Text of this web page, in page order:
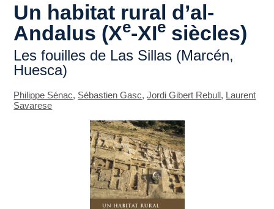
Un habitat rural d’al-
Andalus (Xe-XIe siècles)
Les fouilles de Las Sillas (Marcén,
Huesca)
Philippe Sénac, Sébastien Gasc,Jordi Gibert Rebull, Laurent
Savarese